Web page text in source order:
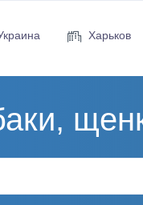
Харьков